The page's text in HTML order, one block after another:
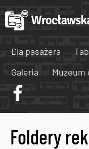
Dla pasażera
Galeria
Muzeum
Foldery